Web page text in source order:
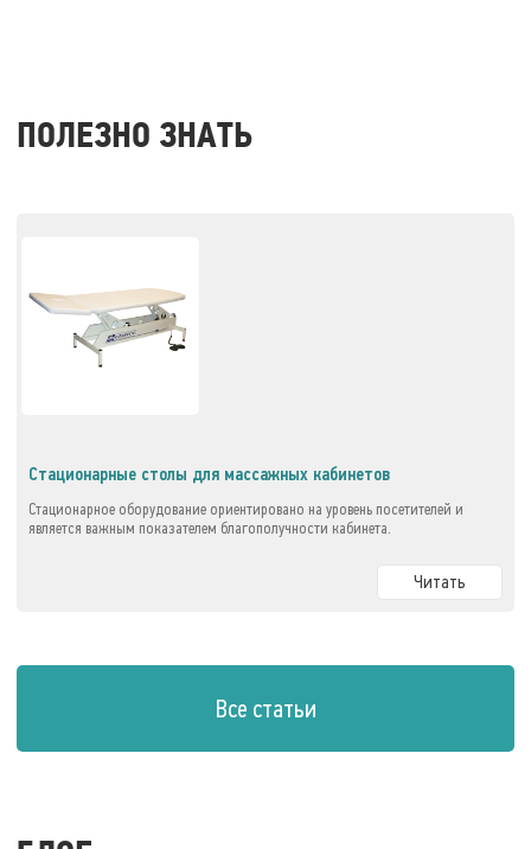
ПОЛЕЗНО ЗНАТЬ
Стационарные столы для массажных кабинетов
Стационарное оборудование ориентировано на уровень посетителей и
является важным показателем благополучности кабинета.
Читать
Все статьи